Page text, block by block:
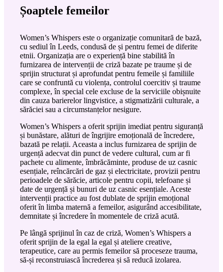
Șoaptele femeilor
Women’s Whispers este o organizație comunitară de bază,
cu sediul în Leeds, condusă de și pentru femei de diferite
etnii. Organizația are o experiență bine stabilită în
furnizarea de intervenții de criză bazate pe traume și de
sprijin structurat și aprofundat pentru femeile și familiile
care se confruntă cu violența, controlul coercitiv și traume
complexe, în special cele excluse de la serviciile obișnuite
din cauza barierelor lingvistice, a stigmatizării culturale, a
sărăciei sau a circumstanțelor nesigure.
Women’s Whispers a oferit sprijin imediat pentru siguranță
și bunăstare, alături de îngrijire emoțională de încredere,
bazată pe relații. Aceasta a inclus furnizarea de sprijin de
urgență adecvat din punct de vedere cultural, cum ar fi
pachete cu alimente, îmbrăcăminte, produse de uz casnic
esențiale, reîncărcări de gaz și electricitate, provizii pentru
perioadele de sărăcie, articole pentru copii, telefoane și
date de urgență și bunuri de uz casnic esențiale. Aceste
intervenții practice au fost dublate de sprijin emoțional
oferit în limba maternă a femeilor, asigurând accesibilitate,
demnitate și încredere în momentele de criză acută.
Pe lângă sprijinul în caz de criză, Women’s Whispers a
oferit sprijin de la egal la egal și ateliere creative,
terapeutice, care au permis femeilor să proceseze trauma,
să-și reconstruiască încrederea și să reducă izolarea.